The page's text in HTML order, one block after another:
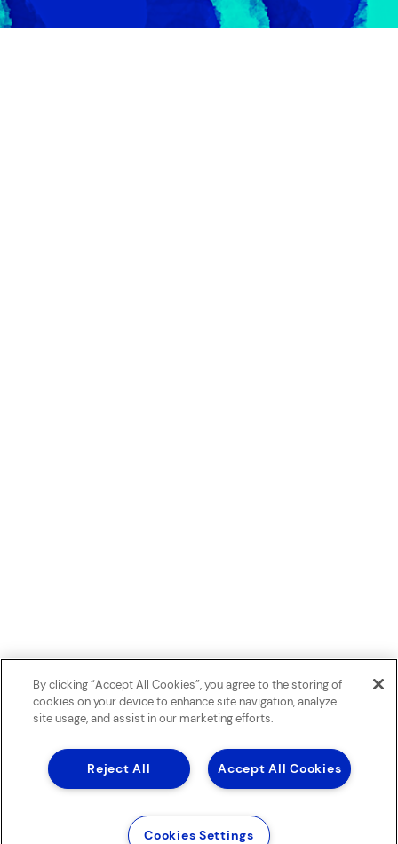
By clicking “Accept All Cookies”, you agree to the storing of
cookies on your device to enhance site navigation, analyze
site usage, and assist in our marketing efforts.
Accept All Cookies
Reject All
Cookies Settings